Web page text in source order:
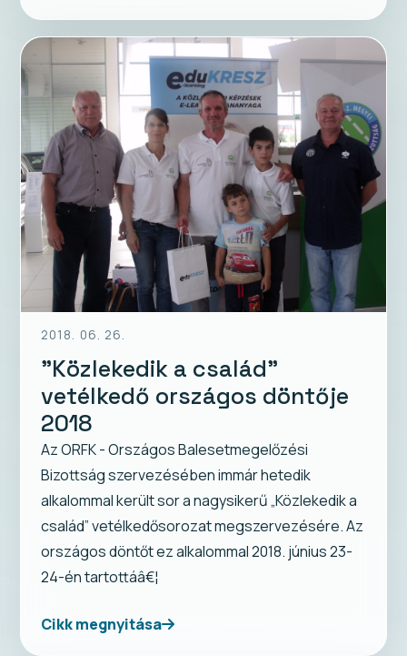
2018. 06. 26.
"Közlekedik a család”
vetélkedő országos döntője
2018
Az ORFK - Országos Balesetmegelőzési
Bizottság szervezésében immár hetedik
alkalommal került sor a nagysikerű „Közlekedik a
család” vetélkedősorozat megszervezésére. Az
országos döntőt ez alkalommal 2018. június 23-
24-én tartottáâ€¦
Cikk megnyitása